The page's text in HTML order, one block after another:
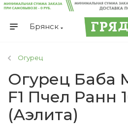
Брянск
Огурец
Огурец Баба
F1 Пчел Ранн
(Аэлита)